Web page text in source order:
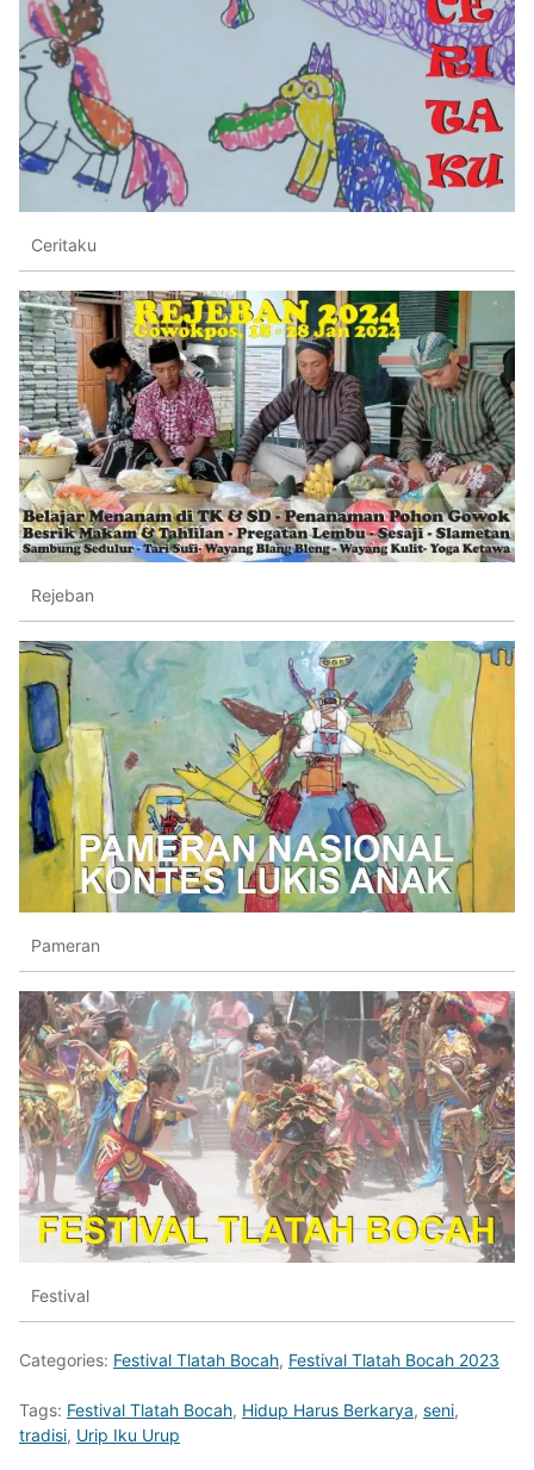
Ceritaku
Rejeban
Pameran
Festival
Categories: Festival Tlatah Bocah, Festival Tlatah Bocah 2023
Tags: Festival Tlatah Bocah, Hidup Harus Berkarya, seni,
tradisi, Urip Iku Urup